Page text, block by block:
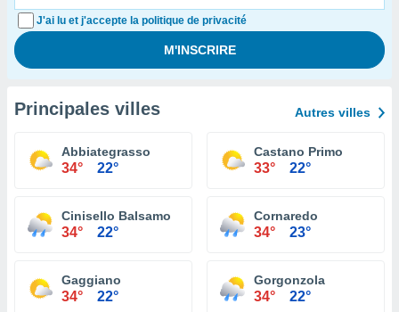
J'ai lu et j'accepte la politique de privacité
Principales villes Autres villes
Abbiategrasso
34° 22°
Castano Primo
33° 22°
Cinisello Balsamo
34° 22°
Cornaredo
34° 23°
Gaggiano
34° 22°
Gorgonzola
34° 22°